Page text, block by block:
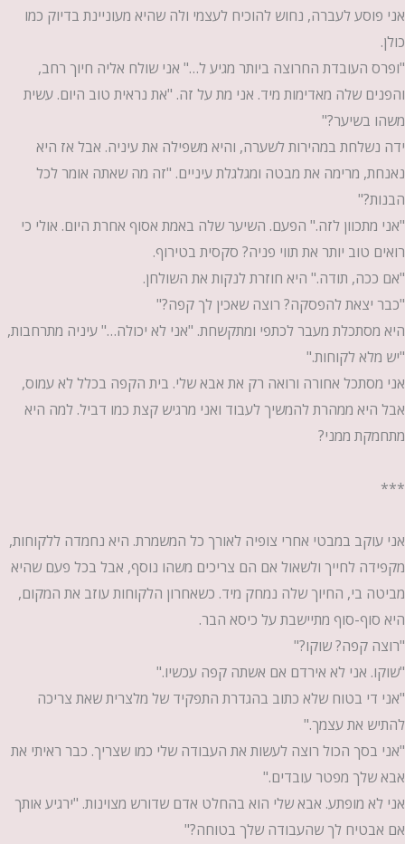
אני פוסע לעברה, נחוש להוכיח לעצמי ולה שהיא מעוניינת בדיוק כמו
כולן.
"ופרס העובדת החרוצה ביותר מגיע ל…" אני שולח אליה חיוך רחב,
והפנים שלה מאדימות מיד. אני מת על זה. "את נראית טוב היום. עשית
משהו בשיער?"
ידה נשלחת במהירות לשערה, והיא משפילה את עיניה. אבל אז היא
נאנחת, מרימה את מבטה ומגלגלת עיניים. "זה מה שאתה אומר לכל
הבנות?"
"אני מתכוון לזה." הפעם. השיער שלה באמת אסוף אחרת היום. אולי כי
רואים טוב יותר את תווי פניה? סקסית בטירוף.
"אם ככה, תודה." היא חוזרת לנקות את השולחן.
"כבר יצאת להפסקה? רוצה שאכין לך קפה?"
היא מסתכלת מעבר לכתפי ומתקשחת. "אני לא יכולה…" עיניה מתרחבות,
"יש מלא לקוחות."
אני מסתכל אחורה ורואה רק את אבא שלי. בית הקפה בכלל לא עמוס,
אבל היא ממהרת להמשיך לעבוד ואני מרגיש קצת כמו דביל. למה היא
מתחמקת ממני?
***
אני עוקב במבטי אחרי צופיה לאורך כל המשמרת. היא נחמדה ללקוחות,
מקפידה לחייך ולשאול אם הם צריכים משהו נוסף, אבל בכל פעם שהיא
מביטה בי, החיוך שלה נמחק מיד. כשאחרון הלקוחות עוזב את המקום,
היא סוף-סוף מתיישבת על כיסא הבר.
"רוצה קפה? שוקו?"
"שוקו. אני לא אירדם אם אשתה קפה עכשיו."
"אני די בטוח שלא כתוב בהגדרת התפקיד של מלצרית שאת צריכה
להתיש את עצמך."
"אני בסך הכול רוצה לעשות את העבודה שלי כמו שצריך. כבר ראיתי את
אבא שלך מפטר עובדים."
אני לא מופתע. אבא שלי הוא בהחלט אדם שדורש מצוינות. "ירגיע אותך
אם אבטיח לך שהעבודה שלך בטוחה?"